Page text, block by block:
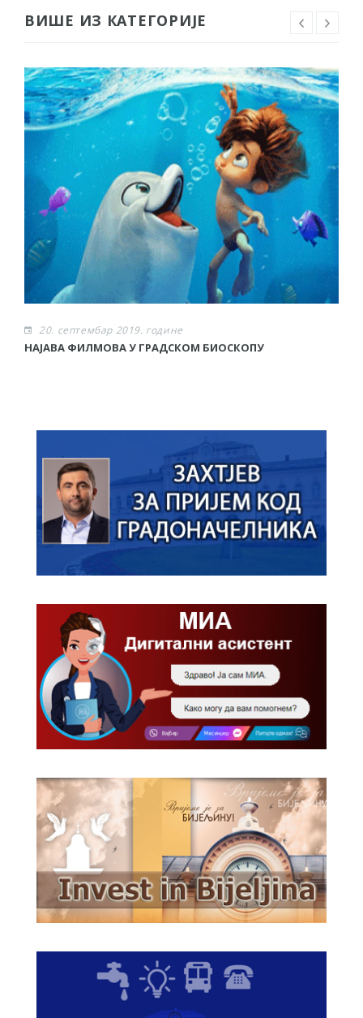
ВИШЕ ИЗ КАТЕГОРИЈЕ
20. септембар 2019. године
НАЈАВА ФИЛМОВА У ГРАДСКОМ БИОСКОПУ